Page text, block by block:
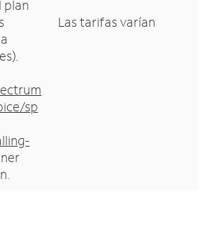
plan
sp
Las tarifas varían